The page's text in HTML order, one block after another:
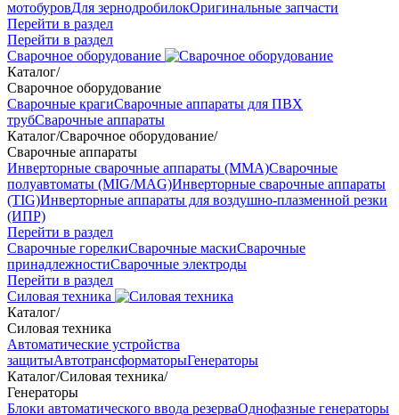
мотобуровДля зернодробилокОригинальные запчасти
Перейти в раздел
Перейти в раздел
Сварочное оборудование
Каталог/
Сварочное оборудование
Сварочные крагиСварочные аппараты для ПВХ
трубСварочные аппараты
Каталог/Сварочное оборудование/
Сварочные аппараты
Инверторные сварочные аппараты (ММА)Сварочные
полуавтоматы (MIG/MAG)Инверторные сварочные аппараты
(TIG)Инверторные аппараты для воздушно-плазменной резки
(ИПР)
Перейти в раздел
Сварочные горелкиСварочные маскиСварочные
принадлежностиСварочные электроды
Перейти в раздел
Силовая техника
Каталог/
Силовая техника
Автоматические устройства
защитыАвтотрансформаторыГенераторы
Каталог/Силовая техника/
Генераторы
Блоки автоматического ввода резерваОднофазные генераторы